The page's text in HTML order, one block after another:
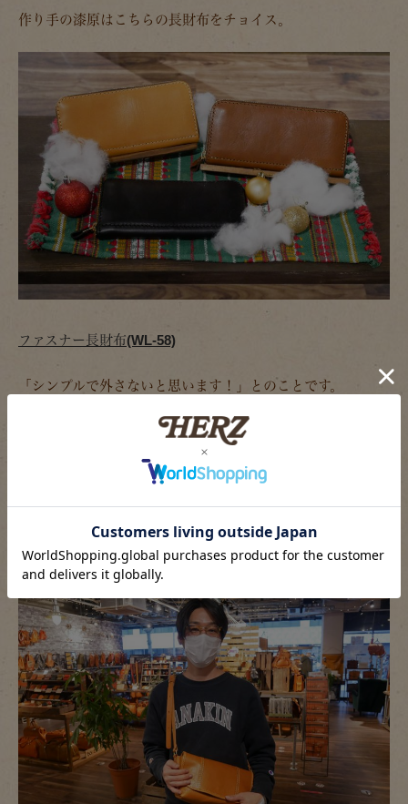
作り手の漆原はこちらの長財布をチョイス。
ファスナー長財布(WL-58)
「シンプルで外さないと思います！」とのことです。
リピートしてくださるお客様も多く、長財布派の方には不動
ラスト、髙橋店長はコンパクトで使いやすいショルダーが欲
しい！ということでこちらのSサイズを。